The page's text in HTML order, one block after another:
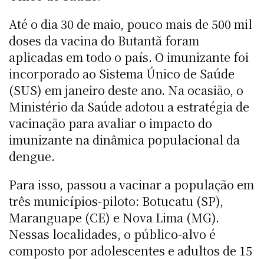
Até o dia 30 de maio, pouco mais de 500 mil
doses da vacina do Butantã foram
aplicadas em todo o país. O imunizante foi
incorporado ao Sistema Único de Saúde
(SUS) em janeiro deste ano. Na ocasião, o
Ministério da Saúde adotou a estratégia de
vacinação para avaliar o impacto do
imunizante na dinâmica populacional da
dengue.
Para isso, passou a vacinar a população em
três municípios-piloto: Botucatu (SP),
Maranguape (CE) e Nova Lima (MG).
Nessas localidades, o público-alvo é
composto por adolescentes e adultos de 15